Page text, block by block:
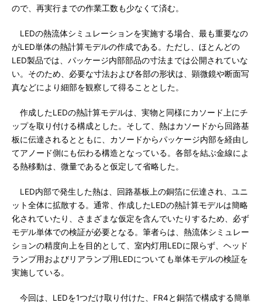
ので、再実行までの作業工数も少なくて済む。
LEDの熱流体シミュレーションを実施する場合、最も重要なの
がLED単体の熱計算モデルの作成である。ただし、ほとんどの
LED製品では、パッケージ内部部品の寸法までは公開されていな
い。そのため、必要な寸法および各部の形状は、顕微鏡や断面写
真などにより細部を観察して得ることとした。
作成したLEDの熱計算モデルは、実物と同様にカソード上にチ
ップを取り付ける構成とした。そして、熱はカソードから回路基
板に伝達されるとともに、カソードからパッケージ内部を経由し
てアノード側にも伝わる構造となっている。各部を結ぶ金線によ
る熱移動は、微量であると仮定して省略した。
LED内部で発生した熱は、回路基板上の銅箔に伝達され、ユニ
ット全体に拡散する。通常、作成したLEDの熱計算モデルは簡略
化されていたり、さまざまな仮定を含んでいたりするため、必ず
モデル単体での検証が必要となる。筆者らは、熱流体シミュレー
ションの精度向上を目的として、室内灯用LEDに限らず、ヘッド
ランプ用およびリアランプ用LEDについても単体モデルの検証を
実施している。
今回は、LEDを1つだけ取り付けた、FR4と銅箔で構成する簡単